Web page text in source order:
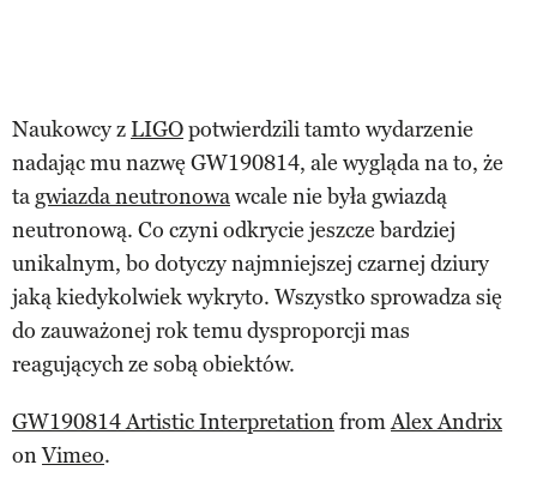
Naukowcy z LIGOpotwierdzili tamto wydarzenie
nadając mu nazwę GW190814, ale wygląda na to, że
ta gwiazda neutronowawcale nie była gwiazdą
neutronową. Co czyni odkrycie jeszcze bardziej
unikalnym, bo dotyczy najmniejszej czarnej dziury
jaką kiedykolwiek wykryto. Wszystko sprowadza się
do zauważonej rok temu dysproporcji mas
reagujących ze sobą obiektów.
GW190814 Artistic InterpretationfromAlex Andrix
onVimeo.